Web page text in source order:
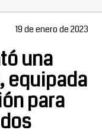
19 de enero de 2023
una
equipada
para